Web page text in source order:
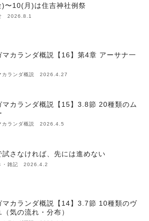
〜10(月)は住吉神社例祭
2026.8.1
マカランダ概説【16】第4章 アーサナ一
カランダ概説 2026.4.27
マカランダ概説【15】3.8節 20種類のム
カランダ概説 2026.4.5
試さなければ、先には進めない
・雑記 2026.4.2
マカランダ概説【14】3.7節 10種類のヴ
（気の流れ・分布）